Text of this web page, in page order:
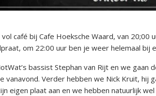
café bij Cafe Hoeksche Waard, van
om 22:00 uur ben je weer helemaal bij
bassist Stephan van Rijt en we gaan
vanavond. Verder hebben we Nick Kruit, hij
eigen plaat aan en we hebben natuurlijk